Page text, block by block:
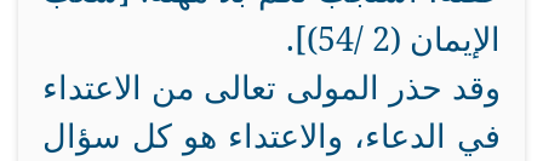
الإيمان (2 /54)].
وقد حذر المولى تعالى من الاعتداء
في الدعاء، والاعتداء هو كل سؤال